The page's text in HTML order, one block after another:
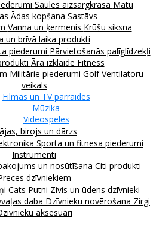
Saules aizsargkrāsa Matu
Ādas kopšana Sastāvs
Vanna un ķermenis Krūšu siksna
un brīvā laika produkti
piederumi Pārvietošanās palīglīdzekļi
Āra izklaide Fitness
Militārie piederumi GolfVentilatoru
veikals
Filmas un TV pārraides
Mūzika
Videospēles
birojs un dārzs
Sporta un fitnesa piederumi
Instrumenti
un nosūtīšana Citi produkti
dzīvniekiem
Cats Putni Zivis un ūdens dzīvnieki
daba Dzīvnieku novērošana Zirgi
aksesuāri